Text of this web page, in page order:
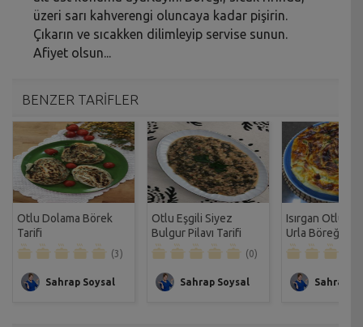
üzeri sarı kahverengi oluncaya kadar pişirin.
Çıkarın ve sıcakken dilimleyip servise sunun.
Afiyet olsun...
BENZER TARİFLER
Otlu Dolama Börek
Tarifi
(3)
Sahrap Soysal
Otlu Eşgili Siyez
Bulgur Pilavı Tarifi
(0)
Sahrap Soysal
Isırgan Otlu ve
Urla Böreği
Sahrap